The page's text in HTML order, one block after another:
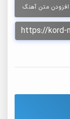
افزودن متن آهنگ